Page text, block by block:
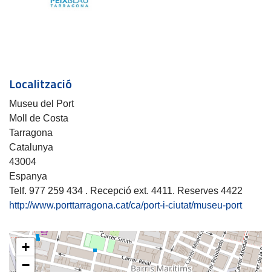
Localització
Museu del Port
Moll de Costa
Tarragona
Catalunya
43004
Espanya
Telf. 977 259 434 . Recepció ext. 4411. Reserves 4422
http://www.porttarragona.cat/ca/port-i-ciutat/museu-port
+
−